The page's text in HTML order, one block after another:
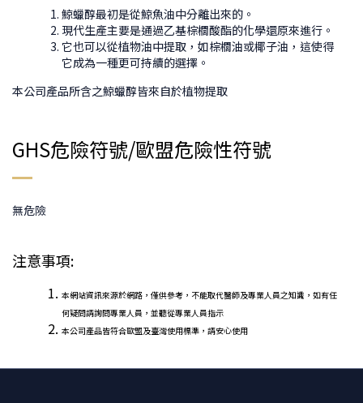
鯨蠟醇最初是從鯨魚油中分離出來的。
現代生產主要是通過乙基棕櫚酸酯的化學還原來進行。
它也可以從植物油中提取，如棕櫚油或椰子油，這使得
它成為一種更可持續的選擇。​
本公司產品所含之鯨蠟醇皆來自於植物提取
GHS危險符號/歐盟危險性符號
無危險
注意事項:
本網站資訊來源於網路，僅供參考，不能取代醫師及專業人員之知識，如有任
何疑問請詢問專業人員，並聽從專業人員指示
本公司產品皆符合歐盟及臺灣使用標準，請安心使用